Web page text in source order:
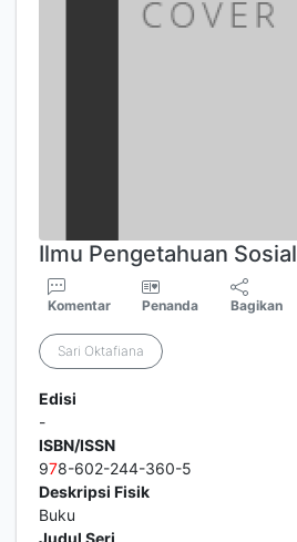
Ilmu Pengetahuan Sosial
Komentar Penanda Bagikan
Sari Oktafiana
Edisi
-
ISBN/ISSN
978-602-244-360-5
Deskripsi Fisik
Buku
Judul Seri